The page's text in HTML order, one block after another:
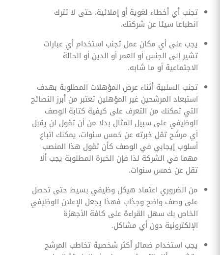
تجنب أي أخطاء لغوية أو إملائية، حتى لا تترك
انطباعا سيئا عن شركتك.
يجب على أي مكان عمل تجنب استخدام أي عبارات
تشير إلى الجنس أو العمر أو الدين أو الحالة
الاجتماعية أو ما شابه.
تجنب السلبية أثناء عرض المؤهلات المطلوبة بهدف
استبعاد المرشحين غير المؤهلين تعتبر من أبرز النصائح
التي تمكنك من التعرف على كيفية كتابة الوصف
الوظيفي على سبيل المثال بدلا من أن تقول لن يقبل
أي مرشح تقل خبرته عن خمس سنوات، يمكنك اتباع
أسلوب إيجابي في الوصف كأن تقول هذا المنصب
مهما في الشركة لذا فإن الخبرة المطلوبة يجب ألا
تقل عن خمس سنوات.
من الضروري اعتماد هيكل وظيفي بسيط حتى تحصل
على وصف واضح وجذاب فهذا يجعل الإعلان الوظيفي
الخاص بك سهل القراءة على كافة الأجهزة
الإلكترونية دون أي مشاكل.
يجب استخدام ضمائر أكثر شخصية تخاطب المرشح